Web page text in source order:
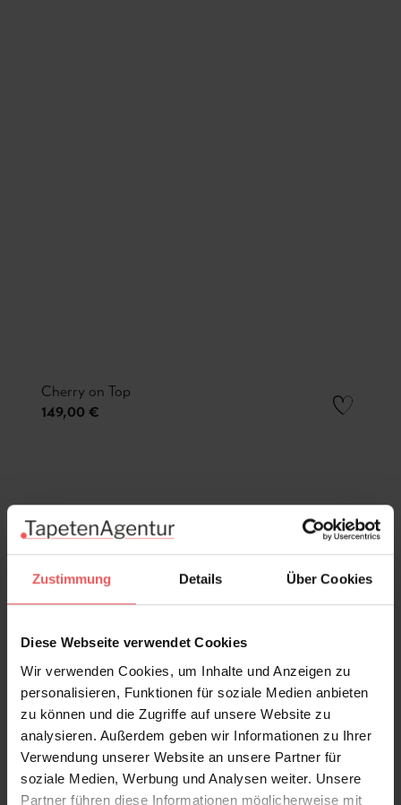
Zustimmung Details Über Cookies
Diese Webseite verwendet Cookies
Wir verwenden Cookies, um Inhalte und Anzeigen zu
personalisieren, Funktionen für soziale Medien anbieten
zu können und die Zugriffe auf unsere Website zu
analysieren. Außerdem geben wir Informationen zu Ihrer
Verwendung unserer Website an unsere Partner für
soziale Medien, Werbung und Analysen weiter. Unsere
Partner führen diese Informationen möglicherweise mit
Cherry on Top
149,00 €